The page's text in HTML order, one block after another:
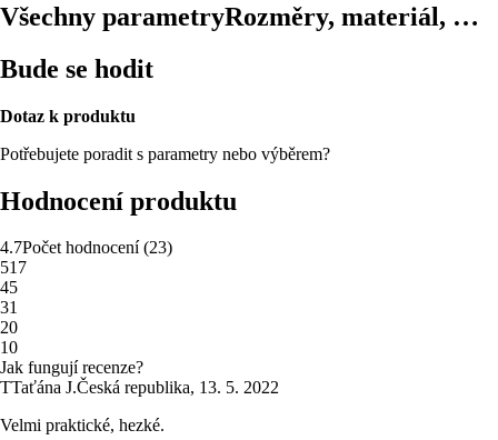
Všechny parametryRozměry, materiál, …
Bude se hodit
Dotaz k produktu
Potřebujete poradit s parametry nebo výběrem?
Hodnocení produktu
4.7Počet hodnocení(23)
517
45
31
20
10
Jak fungují recenze?
TTaťána J.Česká republika, 13. 5. 2022
Velmi praktické, hezké.